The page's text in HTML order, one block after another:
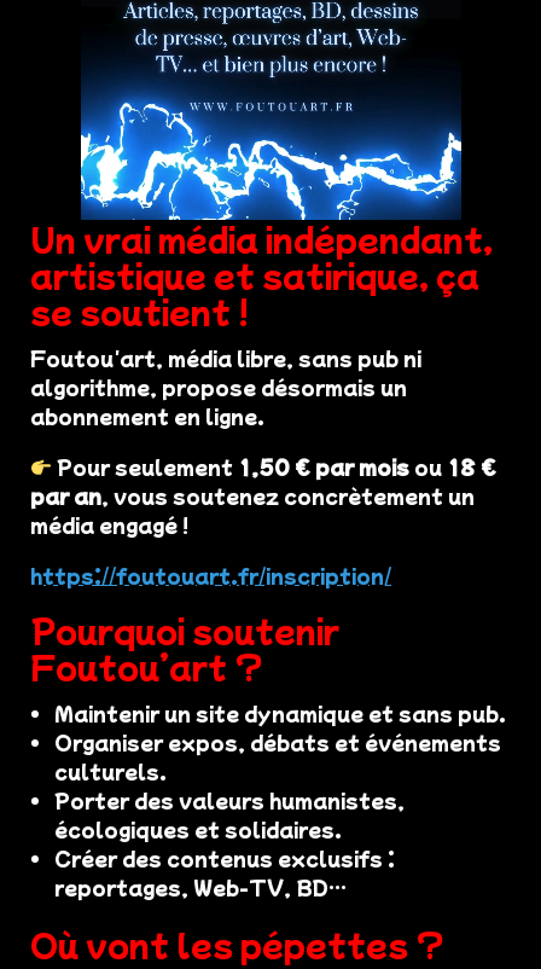
Un vrai média indépendant,
artistique et satirique, ça
se soutient !
Foutou'art, média libre, sans pub ni
algorithme, propose désormais un
abonnement en ligne.
Pour seulement 1,50 € par mois ou 18 €
par an, vous soutenez concrètement un
média engagé !
https://foutouart.fr/inscription/
Pourquoi soutenir
Foutou’art ?
Maintenir un site dynamique et sans pub.
Organiser expos, débats et événements
culturels.
Porter des valeurs humanistes,
écologiques et solidaires.
Créer des contenus exclusifs :
reportages, Web-TV, BD…
Où vont les pépettes ?